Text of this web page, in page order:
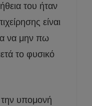
του ήταν
είναι
να μην πω
το φυσικό
την υπομονή